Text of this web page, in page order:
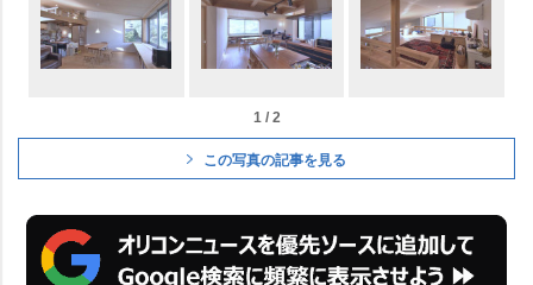
1 / 2
この写真の記事を見る